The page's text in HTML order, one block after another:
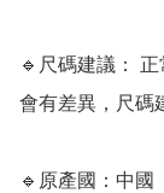
🔹尺碼建議：
會有差異，尺碼
🔹原產國：中國